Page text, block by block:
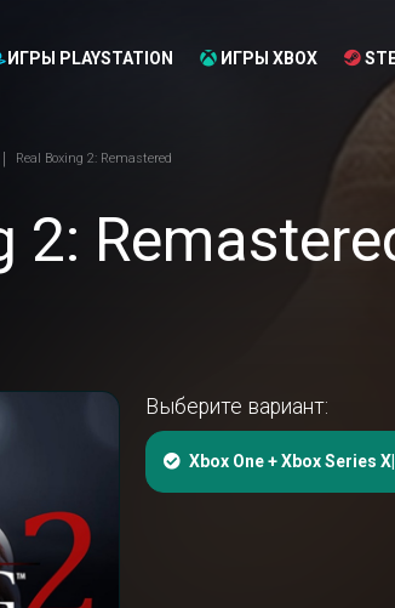
ИГРЫ PLAYSTATION ИГРЫ XBOX
Real Boxing 2: Remastered
2:
Выберите вариант:
Xbox One + Xbox Series